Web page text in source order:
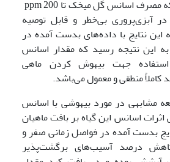
در آبزی‌پروری بی‌خطر و قابل توصیه
مقایسه این نتایج با داده‌های بدست آمده در
این نتیجه رسید که مقدار اسانس
جهت بیهوش کردن ماهی
منطقی و معمول می‌باشد.
مشابهی در مورد بیهوشی با اسانس
اسانس این گیاه بر بافت ماهیان
بدست آمده در فواصل زمانی صفر و
کاهش درصد آسیب‌های برگشت‌پذیر